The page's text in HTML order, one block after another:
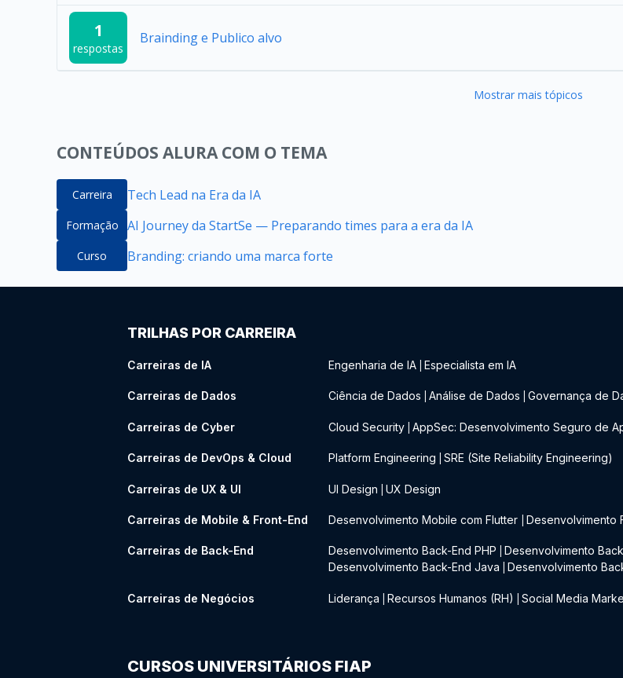
1
respostas
Brainding e Publico alvo
Mostrar mais tópicos
CONTEÚDOS ALURA COM O TEMA
Carreira Tech Lead na Era da IA
Formação AI Journey da StartSe — Preparando times para a era da IA
Curso Branding: criando uma marca forte
TRILHAS POR CARREIRA
Carreiras de IA Engenharia de IA Especialista em IA
Carreiras de Dados Ciência de Dados Análise de Dados Governança de
Carreiras de Cyber Cloud Security AppSec: Desenvolvimento Seguro de
Carreiras de DevOps & Cloud Platform Engineering SRE (Site Reliability Engineering)
Carreiras de UX & UI UI Design UX Design
Carreiras de Mobile & Front-End Desenvolvimento Mobile com Flutter Desenvolvimento
Carreiras de Back-End Desenvolvimento Back-End PHP Desenvolvimento
Desenvolvimento Back-End Java Desenvolvimento
Carreiras de Negócios Liderança Recursos Humanos (RH) Social Media
CURSOS UNIVERSITÁRIOS FIAP